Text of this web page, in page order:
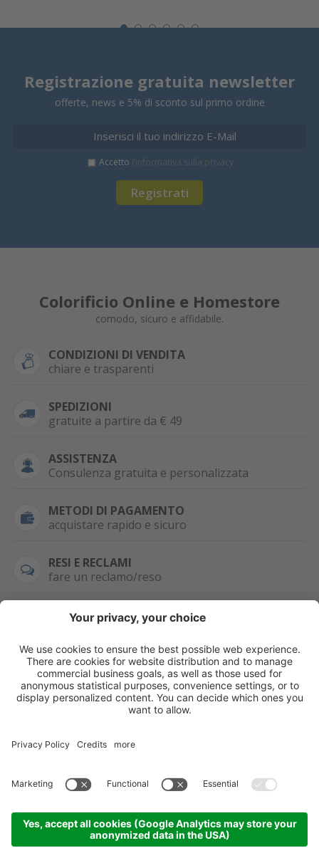
Registrazione gratuita newsletter
offerte, news e 5% di sconto sul primo ordine
Registrati
Accetto l’informativa sulla privacy
Colorificio Online e Homestore
comodo, sicuro e affidabile.
CONDIZIONI DI VENDITA
chiare e trasparenti
SPEDIZIONI
gratuite a partire da € 49
ASSISTENZA
Consulenza gratuita e personalizzata
METODI DI PAGAMENTO
acquistare rapido e sicuro
RESI E RECLAMI
fare un reclamo/reso
SEMPRE DISPONIBILE
0471 506798
WHATSAPP
+39 376 2951129
Credits
Sitemap Informativa privacy
Impostazioni cookie
Partner
Come arrivare
HAI LA PARTITA
IVA?
Per ordini, offerte,
prezzi speciali e
ulteriori articoli